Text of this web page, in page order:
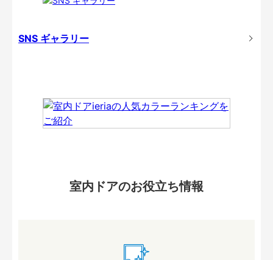
SNS ギャラリー
室内ドアのお役立ち情報